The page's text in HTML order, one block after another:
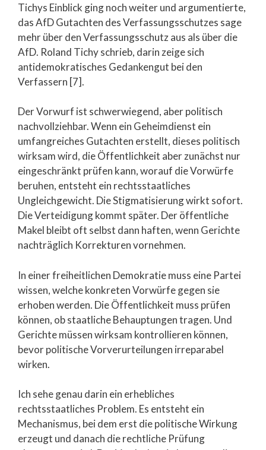
Tichys Einblick ging noch weiter und argumentierte,
das AfD Gutachten des Verfassungsschutzes sage
mehr über den Verfassungsschutz aus als über die
AfD. Roland Tichy schrieb, darin zeige sich
antidemokratisches Gedankengut bei den
Verfassern [7].
Der Vorwurf ist schwerwiegend, aber politisch
nachvollziehbar. Wenn ein Geheimdienst ein
umfangreiches Gutachten erstellt, dieses politisch
wirksam wird, die Öffentlichkeit aber zunächst nur
eingeschränkt prüfen kann, worauf die Vorwürfe
beruhen, entsteht ein rechtsstaatliches
Ungleichgewicht. Die Stigmatisierung wirkt sofort.
Die Verteidigung kommt später. Der öffentliche
Makel bleibt oft selbst dann haften, wenn Gerichte
nachträglich Korrekturen vornehmen.
In einer freiheitlichen Demokratie muss eine Partei
wissen, welche konkreten Vorwürfe gegen sie
erhoben werden. Die Öffentlichkeit muss prüfen
können, ob staatliche Behauptungen tragen. Und
Gerichte müssen wirksam kontrollieren können,
bevor politische Vorverurteilungen irreparabel
wirken.
Ich sehe genau darin ein erhebliches
rechtsstaatliches Problem. Es entsteht ein
Mechanismus, bei dem erst die politische Wirkung
erzeugt und danach die rechtliche Prüfung